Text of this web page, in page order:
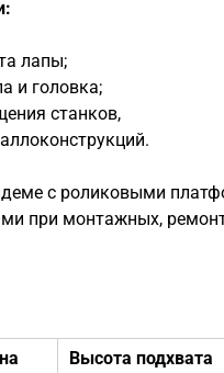
лапы;
и головка;
станков,
с роликовыми
при монтажных,
Высота подхвата